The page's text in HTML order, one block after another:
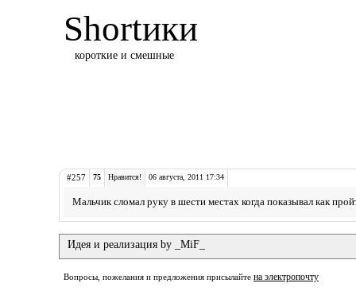
Shortики
короткие и смешные
#257 75 Нравится! 06 августа, 2011 17:34
Мальчик сломал руку в шести местах когда показывал как
Идея и реализация by _MiF_
Вопросы, пожелания и предложения присылайте на электропочту